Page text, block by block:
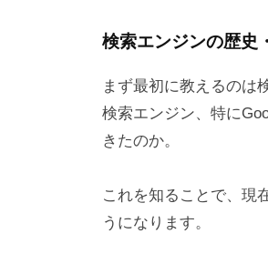
検索エンジンの歴史
まず最初に教えるのは
検索エンジン、特に
きたのか。
これを知ることで、現
うになります。